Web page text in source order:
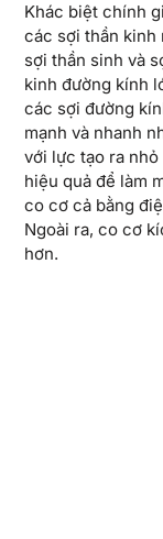
Khác biệt chính
các sợi thần kinh
sợi thần sinh và
kinh đường kính
các sợi đường
mạnh và nhanh
với lực tạo ra
hiệu quả để làm
co cơ cả bằng
Ngoài ra, co cơ
hơn.